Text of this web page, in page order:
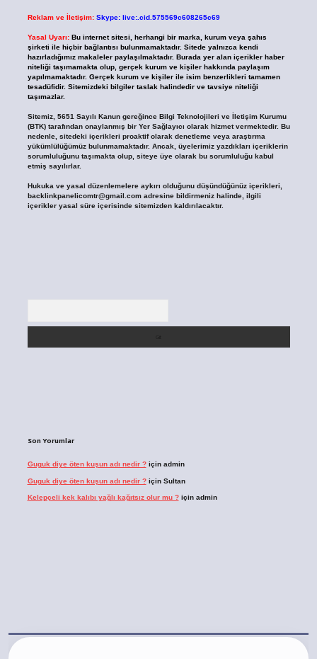
Reklam ve İletişim: Skype: live:.cid.575569c608265c69
Yasal Uyarı: Bu internet sitesi, herhangi bir marka, kurum veya şahıs
şirketi ile hiçbir bağlantısı bulunmamaktadır. Sitede yalnızca kendi
hazırladığımız makaleler paylaşılmaktadır. Burada yer alan içerikler haber
niteliği taşımamakta olup, gerçek kurum ve kişiler hakkında paylaşım
yapılmamaktadır. Gerçek kurum ve kişiler ile isim benzerlikleri tamamen
tesadüfidir. Sitemizdeki bilgiler taslak halindedir ve tavsiye niteliği
taşımazlar.
Sitemiz, 5651 Sayılı Kanun gereğince Bilgi Teknolojileri ve İletişim Kurumu
(BTK) tarafından onaylanmış bir Yer Sağlayıcı olarak hizmet vermektedir. Bu
nedenle, sitedeki içerikleri proaktif olarak denetleme veya araştırma
yükümlülüğümüz bulunmamaktadır. Ancak, üyelerimiz yazdıkları içeriklerin
sorumluluğunu taşımakta olup, siteye üye olarak bu sorumluluğu kabul
etmiş sayılırlar.
Hukuka ve yasal düzenlemelere aykırı olduğunu düşündüğünüz içerikleri,
backlinkpanelicomtr@gmail.comadresine bildirmeniz halinde, ilgili
içerikler yasal süre içerisinde sitemizden kaldırılacaktır.
Son Yorumlar
Guguk diye öten kuşun adı nedir ?için admin
Guguk diye öten kuşun adı nedir ?için Sultan
Kelepçeli kek kalıbı yağlı kağıtsız olur mu ?için admin